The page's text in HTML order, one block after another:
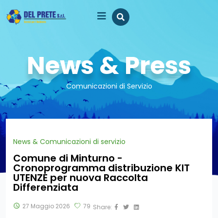
News & Press
Comunicazioni di Servizio
News & Comunicazioni di servizio
Comune di Minturno -
Cronoprogramma distribuzione KIT
UTENZE per nuova Raccolta
Differenziata
27 Maggio 2026 79 Share: